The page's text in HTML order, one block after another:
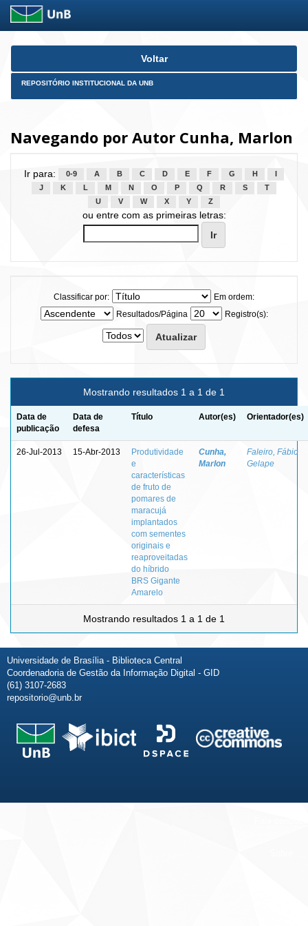
Skip
Voltar
REPOSITÓRIO INSTITUCIONAL DA UNB
Navegando por Autor Cunha, Marlon
Ir para: 0-9 A B C D E F G H
J
K L M N O P Q R S
T
U
V W X Y Z
ou entre com as primeiras letras:
Classificar por:
Em ordem:
Resultados/Página
Registro(s):
Mostrando resultados 1 a 1 de 1
Data de
publicação
Data de
defesa
Título Autor(es) Orientador(es)
26-Jul-2013 15-Abr-2013
Produtividade
e
características
de fruto de
pomares de
maracujá
implantados
com sementes
originais e
reaproveitadas
do híbrido
BRS Gigante
Amarelo
Cunha,
Marlon
Faleiro, Fábio
Gelape
Mostrando resultados 1 a 1 de 1
Universidade de Brasília - Biblioteca Central
Coordenadoria de Gestão da Informação Digital - GID
(61) 3107-2683
repositorio@unb.br